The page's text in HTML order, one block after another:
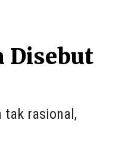
Disebut
tak rasional,